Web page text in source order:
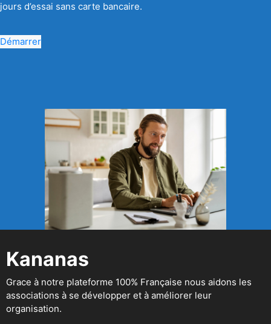
jours d’essai sans carte bancaire.
Démarrer
Kananas
Grace à notre plateforme 100% Française nous aidons les
associations à se développer et à améliorer leur
organisation.